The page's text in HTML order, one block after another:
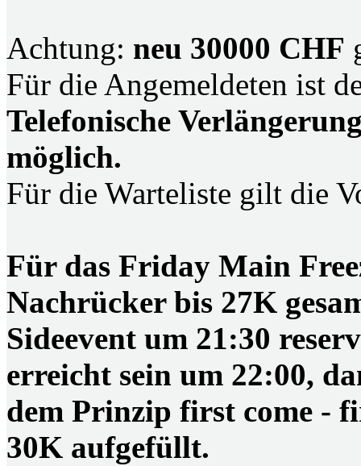
Achtung: neu 30000 CHF
Für die Angemeldeten ist
Telefonische
möglich.
Für die Warteliste gilt die
Für das Friday Main
Nachrücker bis 27K
Sideevent um 21:30
erreicht sein um 22:00,
dem Prinzip first come -
30K aufgefüllt.